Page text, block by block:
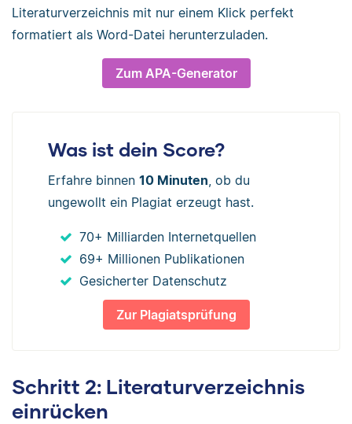
Literaturverzeichnis mit nur einem Klick perfekt
formatiert als Word-Datei herunterzuladen.
Zum APA-Generator
Was ist dein Score?
Erfahre binnen 10 Minuten, ob du
ungewollt ein Plagiat erzeugt hast.
70+ Milliarden Internetquellen
69+ Millionen Publikationen
Gesicherter Datenschutz
Zur Plagiatsprüfung
Schritt 2: Literaturverzeichnis
einrücken